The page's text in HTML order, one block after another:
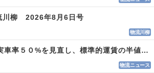
川柳 2026年8月6日号
物流川柳
適正原価 実車率５０%を見直し、標準的運賃の半値の恐れも
物流ニュース